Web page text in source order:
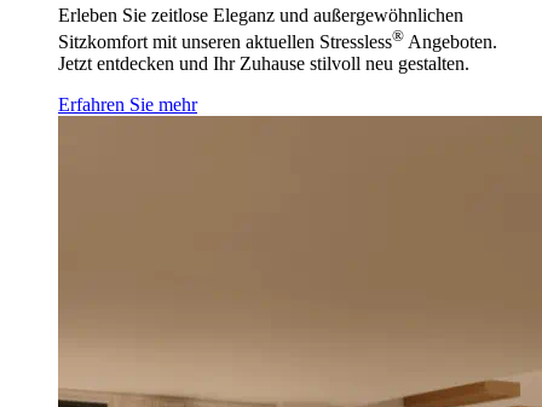
Erleben Sie zeitlose Eleganz und außergewöhnlichen
Sitzkomfort mit unseren aktuellen Stressless® Angeboten.
Jetzt entdecken und Ihr Zuhause stilvoll neu gestalten.
Erfahren Sie mehr